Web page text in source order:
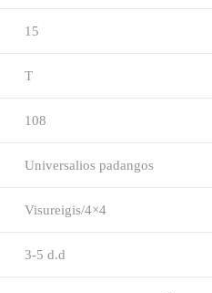
15
T
108
Universalios padangos
Visureigis/4×4
3-5 d.d